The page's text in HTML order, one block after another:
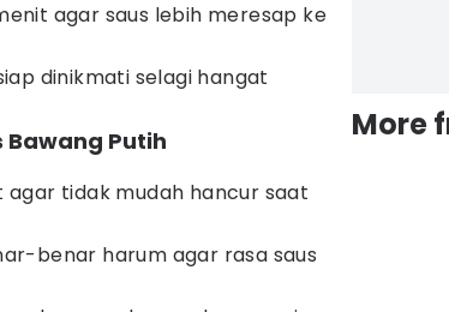
agar saus lebih meresap ke
dinikmati selagi hangat
Bawang Putih
tidak mudah hancur saat
benar harum agar rasa saus
More